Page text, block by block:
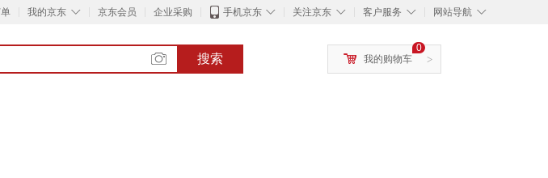
◇
我的京东 京东会员 企业采购 ◇
手机京东 ◇
关注京东 ◇
客户服务 ◇
网站导航
搜索 >
0
我的购物车